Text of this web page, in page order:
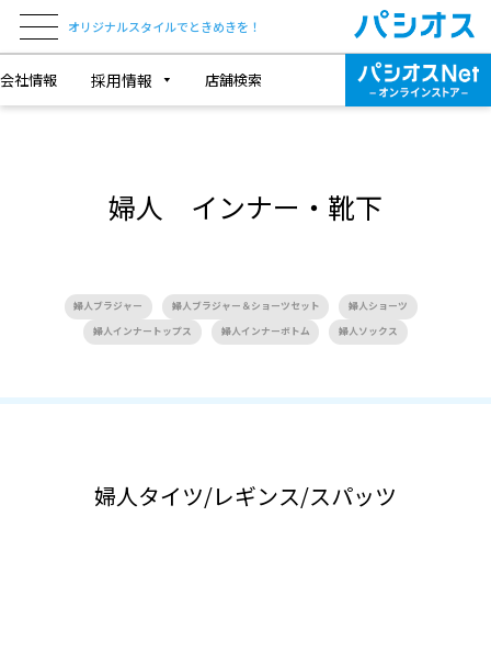
オリジナルスタイルでときめきを！
会社情報 採用情報 店舗検索
婦人 インナー・靴下
婦人ブラジャー 婦人ブラジャー＆ショーツセット
婦人ショーツ
婦人インナートップス
婦人インナーボトム 婦人ソックス
婦人タイツ/レギンス/スパッツ